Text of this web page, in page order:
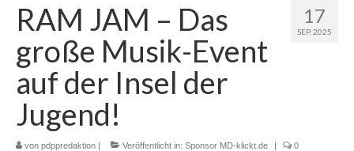
17
SEP. 2025
RAM JAM – Das
große Musik-Event
auf der Insel der
Jugend!
von pdppredaktion | Veröffentlicht in: Sponsor MD-klickt.de | 0